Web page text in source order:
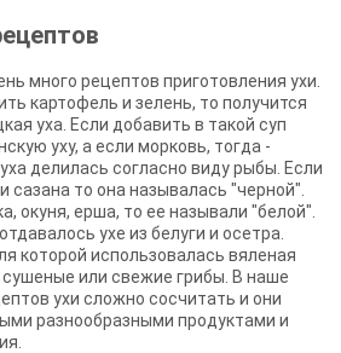
много рецептов приготовления ухи.
картофель и зелень, то получится
уха. Если добавить в такой суп
уху, а если морковь, тогда -
делилась согласно виду рыбы. Если
сазана то она называлась "черной".
окуня, ерша, то ее называли "белой".
ухе из белуги и осетра.
которой использовалась вяленая
или свежие грибы. В наше
ухи сложно сосчитать и они
разнообразными продуктами и